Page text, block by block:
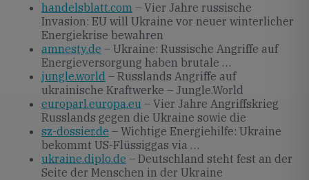
handelsblatt.com – Vier Jahre russische
Invasion: EU will Ukraine vor neuer winterlicher
Energiekrise bewahren
amnesty.de – Ukraine: Russische Angriffe auf
Energieversorgung haben brutale …
jungle.world – Russlands Angriffe auf
ukrainische Kraftwerke – Jungle.World
europarl.europa.eu – Vier Jahre Angriffskrieg
Russlands gegen die Ukraine sowie die
sz-dossier.de – Wichtige Energiehilfe: Ukraine
bekommt US-Flüssiggas via …
ukraine.diplo.de – Deutschland steht fest an der
Seite der Menschen in der Ukraine